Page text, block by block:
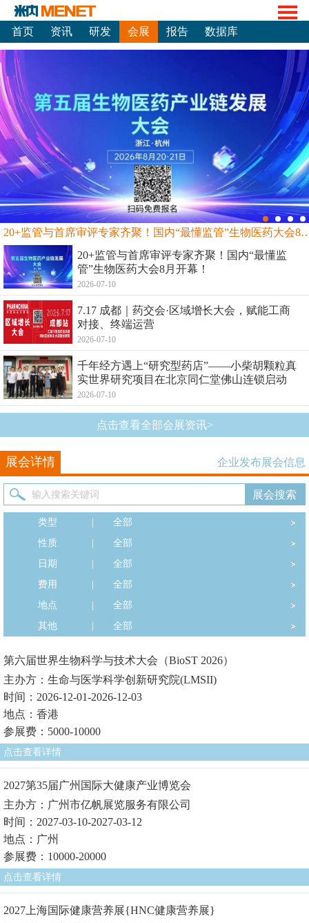
首页 资讯 研发 会展 报告 数据库
20+监管与首席审评专家齐聚！国内“最
20+监管与首席审评专家齐聚！国内“最懂监
管”生物医药大会8月开幕！
2026-07-10
7.17 成都｜药交会·区域增长大会，赋能工商
对接、终端运营
2026-07-10
千年经方遇上“研究型药店”——小柴胡颗粒真
实世界研究项目在北京同仁堂佛山连锁启动
2026-07-10
点击查看全部会展资讯>
展会详情 企业发布展会信息
类型
全部
性质
全部
日期
全部
费用
全部
地点
全部
其他
全部
第六届世界生物科学与技术大会（BioST 2026）
主办方：生命与医学科学创新研究院(LMSII)
时间：2026-12-01-2026-12-03
地点：香港
参展费：5000-10000
点击查看详情
2027第35届广州国际大健康产业博览会
主办方：广州市亿帆展览服务有限公司
时间：2027-03-10-2027-03-12
地点：广州
参展费：10000-20000
点击查看详情
2027上海国际健康营养展{HNC健康营养展}